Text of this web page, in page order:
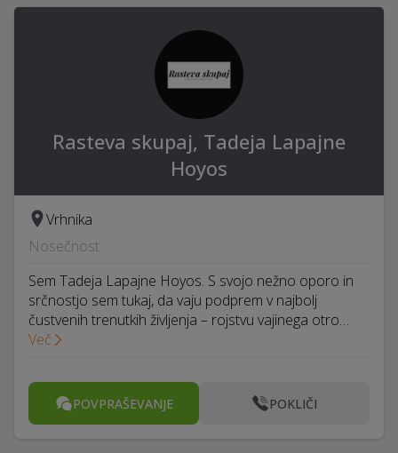
Rasteva skupaj, Tadeja Lapajne
Hoyos
Vrhnika
Nosečnost
Sem Tadeja Lapajne Hoyos. S svojo nežno oporo in
srčnostjo sem tukaj, da vaju podprem v najbolj
čustvenih trenutkih življenja – rojstvu vajinega otro…
Več
POVPRAŠEVANJE POKLIČI